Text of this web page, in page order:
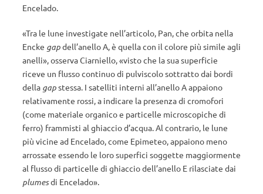
Encelado.
«Tra le lune investigate nell’articolo, Pan, che orbita nella
Encke gapdell’anello A, è quella con il colore più simile agli
anelli», osserva Ciarniello, «visto che la sua superficie
riceve un flusso continuo di pulviscolo sottratto dai bordi
della gapstessa. I satelliti interni all’anello A appaiono
relativamente rossi, a indicare la presenza di cromofori
(come materiale organico e particelle microscopiche di
ferro) frammisti al ghiaccio d’acqua. Al contrario, le lune
più vicine ad Encelado, come Epimeteo, appaiono meno
arrossate essendo le loro superfici soggette maggiormente
al flusso di particelle di ghiaccio dell’anello E rilasciate dai
plumesdi Encelado».